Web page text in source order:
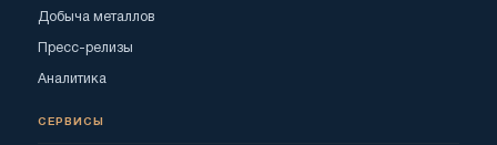
Добыча металлов
Пресс-релизы
Аналитика
СЕРВИСЫ